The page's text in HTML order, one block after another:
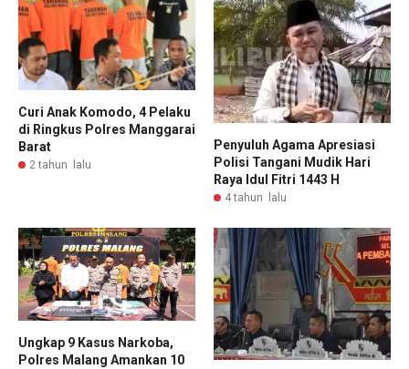
Curi Anak Komodo, 4 Pelaku
di Ringkus Polres Manggarai
Barat
2 tahun lalu
Penyuluh Agama Apresiasi
Polisi Tangani Mudik Hari
Raya Idul Fitri 1443 H
4 tahun lalu
Ungkap 9 Kasus Narkoba,
Polres Malang Amankan 10